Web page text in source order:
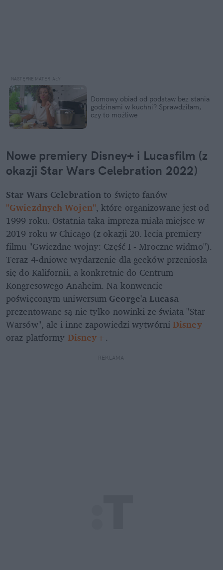
Domowy obiad od podstaw bez stania
godzinami w kuchni? Sprawdziłam,
czy to możliwe
Nowe premiery Disney+ i Lucasfilm (z
okazji Star Wars Celebration 2022)
Star Wars Celebration
to święto fanów
"Gwiezdnych Wojen", które organizowane jest od
1999 roku. Ostatnia taka impreza miała miejsce w
2019 roku w Chicago (z okazji 20. lecia premiery
filmu "Gwiezdne wojny: Część I - Mroczne widmo").
Teraz 4-dniowe wydarzenie dla geeków przeniosła
się do Kalifornii, a konkretnie do Centrum
Kongresowego Anaheim. Na konwencie
poświęconym uniwersum George'a Lucasa
prezentowane są nie tylko nowinki ze świata "Star
Warsów", ale i inne zapowiedzi wytwórni Disney
oraz platformy Disney+.
REKLAMA